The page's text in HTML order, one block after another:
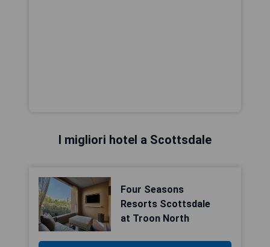
I migliori hotel a Scottsdale
Four Seasons
Resorts Scottsdale
at Troon North